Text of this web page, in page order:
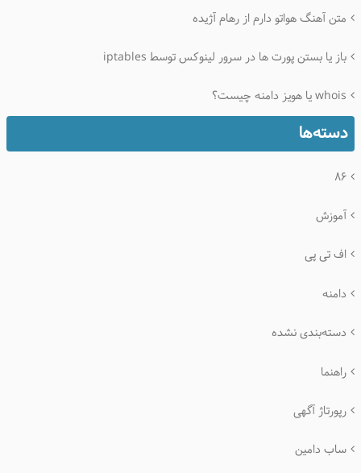
متن آهنگ هواتو دارم از رهام آژیده
باز یا بستن پورت ها در سرور لینوکس توسط iptables
whois یا هویز دامنه چیست؟
دسته‌ها
۸۶
آموزش
اف تی پی
دامنه
دسته‌بندی نشده
راهنما
رپورتاژ آگهی
ساب دامین